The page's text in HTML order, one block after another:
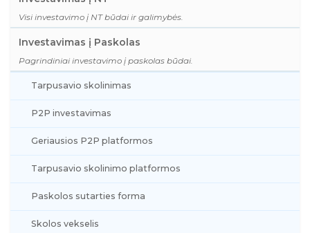
Visi investavimo į NT būdai ir galimybės.
Investavimas į Paskolas
Pagrindiniai investavimo į paskolas būdai.
Tarpusavio skolinimas
P2P investavimas
Geriausios P2P platformos
Tarpusavio skolinimo platformos
Paskolos sutarties forma
Skolos vekselis